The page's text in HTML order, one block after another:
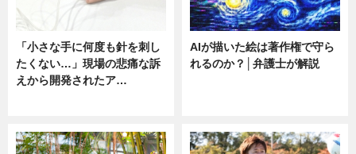
「小さな手に何度も針を刺し
たくない…」現場の悲痛な訴
えから開発されたア…
AIが描いた絵は著作権で守ら
れるのか？│弁護士が解説